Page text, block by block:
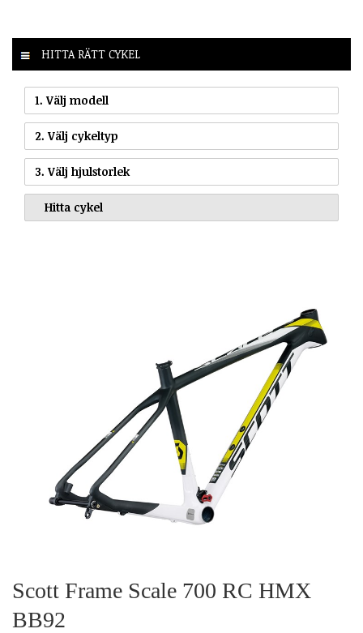
HITTA RÄTT CYKEL
1. Välj modell
2. Välj cykeltyp
3. Välj hjulstorlek
Scott Frame Scale 700 RC HMX
BB92